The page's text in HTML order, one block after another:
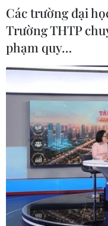
Lâm Đồng rà soát
doanh thức ăn
ngộ độc
Chẩn đoán và điều
trường hợp mắc
hiếm gặp
30/07/2026 08:15
Trao tặng 10 gia
Các trường đại
Trường THTP
phạm quy…